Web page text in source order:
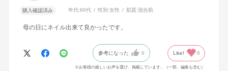
購入確認済み 年代:60代 性別:女性 肌質:混合肌
母の日にネイル出来て良かったです。
参考になった 0 Like! 0
※お客様の嬉しいお声を選び、掲載しています。（一部、編集も含む）